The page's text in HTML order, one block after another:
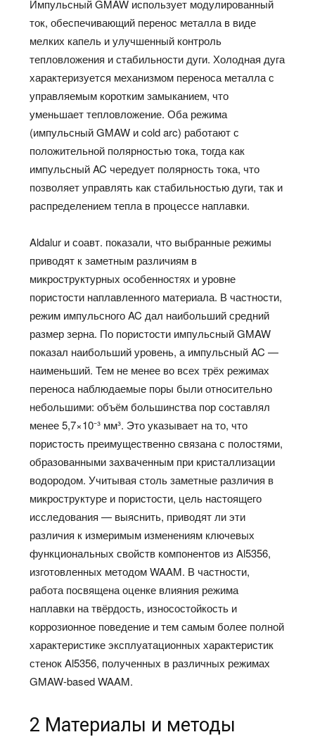
Импульсный GMAW использует модулированный
ток, обеспечивающий перенос металла в виде
мелких капель и улучшенный контроль
тепловложения и стабильности дуги. Холодная дуга
характеризуется механизмом переноса металла с
управляемым коротким замыканием, что
уменьшает тепловложение. Оба режима
(импульсный GMAW и cold arc) работают с
положительной полярностью тока, тогда как
импульсный AC чередует полярность тока, что
позволяет управлять как стабильностью дуги, так и
распределением тепла в процессе наплавки.
Aldalur и соавт. показали, что выбранные режимы
приводят к заметным различиям в
микроструктурных особенностях и уровне
пористости наплавленного материала. В частности,
режим импульсного AC дал наибольший средний
размер зерна. По пористости импульсный GMAW
показал наибольший уровень, а импульсный AC —
наименьший. Тем не менее во всех трёх режимах
переноса наблюдаемые поры были относительно
небольшими: объём большинства пор составлял
менее 5,7×10⁻³ мм³. Это указывает на то, что
пористость преимущественно связана с полостями,
образованными захваченным при кристаллизации
водородом. Учитывая столь заметные различия в
микроструктуре и пористости, цель настоящего
исследования — выяснить, приводят ли эти
различия к измеримым изменениям ключевых
функциональных свойств компонентов из Al5356,
изготовленных методом WAAM. В частности,
работа посвящена оценке влияния режима
наплавки на твёрдость, износостойкость и
коррозионное поведение и тем самым более полной
характеристике эксплуатационных характеристик
стенок Al5356, полученных в различных режимах
GMAW-based WAAM.
2 Материалы и методы